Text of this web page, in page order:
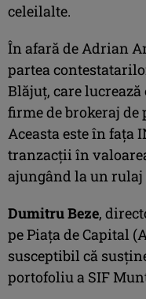
celeilalte.
În afară de Adrian
partea
Blăjuţ, care
firme de brokeraj de
Aceasta este în faţa
tranzacţii în
ajungând la un rulaj
Dumitru Beze,
pe Piaţa de Capital
susceptibil că
portofoliu a SIF